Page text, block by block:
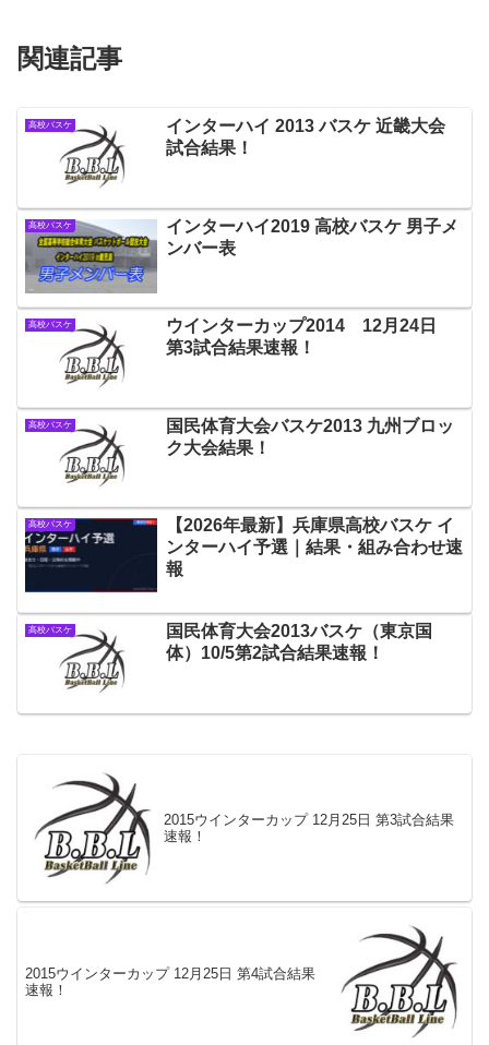
関連記事
高校バスケ
インターハイ 2013 バスケ 近畿大会
試合結果！
高校バスケ
インターハイ2019 高校バスケ 男子メ
ンバー表
高校バスケ
ウインターカップ2014 12月24日
第3試合結果速報！
高校バスケ
国民体育大会バスケ2013 九州ブロッ
ク大会結果！
高校バスケ
【2026年最新】兵庫県高校バスケ イ
ンターハイ予選｜結果・組み合わせ速
報
高校バスケ
国民体育大会2013バスケ（東京国
体）10/5第2試合結果速報！
2015ウインターカップ 12月25日 第3試合結果
速報！
2015ウインターカップ 12月25日 第4試合結果
速報！